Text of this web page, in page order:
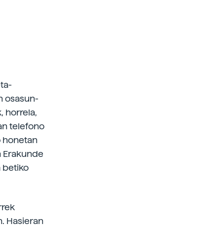
osasun-
horrela,
telefono
honetan
Erakunde
betiko
Hasieran